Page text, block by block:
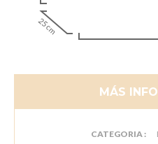
25 cm
MÁS
CATEGORIA :